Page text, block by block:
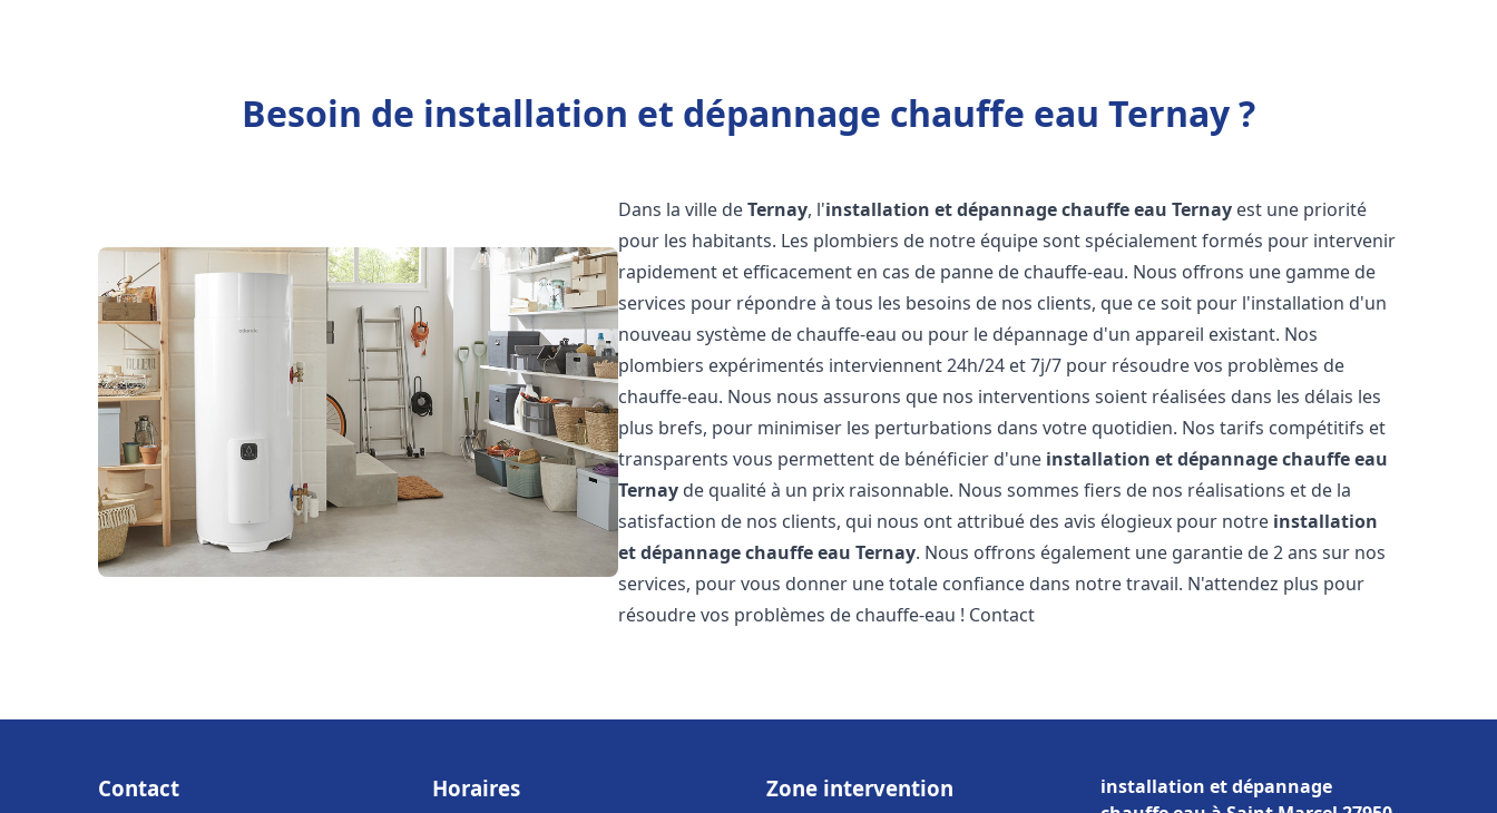
Besoin de installation et dépannage chauffe eau Ternay ?
Dans la ville deTernay, l'installation et dépannage chauffe eau Ternay est une priorité
pour les habitants. Les plombiers de notre équipe sont spécialement formés pour intervenir
rapidement et efficacement en cas de panne de chauffe-eau. Nous offrons une gamme de
services pour répondre à tous les besoins de nos clients, que ce soit pour l'installation d'un
nouveau système de chauffe-eau ou pour le dépannage d'un appareil existant. Nos
plombiers expérimentés interviennent 24h/24 et 7j/7 pour résoudre vos problèmes de
chauffe-eau. Nous nous assurons que nos interventions soient réalisées dans les délais les
plus brefs, pour minimiser les perturbations dans votre quotidien. Nos tarifs compétitifs et
transparents vous permettent de bénéficier d'une installation et dépannage chauffe eau
Ternay de qualité à un prix raisonnable. Nous sommes fiers de nos réalisations et de la
satisfaction de nos clients, qui nous ont attribué des avis élogieux pour notre installation
et dépannage chauffe eau Ternay. Nous offrons également une garantie de 2 ans sur nos
services, pour vous donner une totale confiance dans notre travail. N'attendez plus pour
résoudre vos problèmes de chauffe-eau ! Contact
Contact Horaires Zone intervention
installation et dépannage